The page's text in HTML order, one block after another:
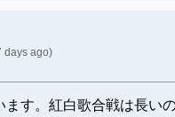
days ago)
ます。紅白歌合戦は長い